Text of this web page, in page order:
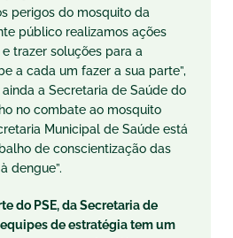
perigos do mosquito da
público realizamos ações
trazer soluções para a
a cada um fazer a sua parte”,
a Secretaria de Saúde do
no combate ao mosquito
Municipal de Saúde está
de conscientização das
dengue”.
do PSE, da Secretaria de
de estratégia tem um